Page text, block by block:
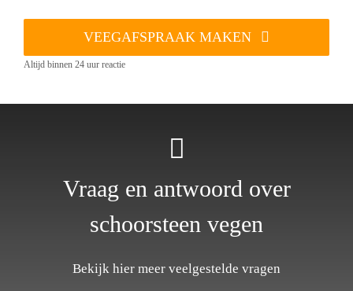
VEEGAFSPRAAK MAKEN
Altijd binnen 24 uur reactie
Vraag en antwoord over
schoorsteen vegen
Bekijk hier meer veelgestelde vragen